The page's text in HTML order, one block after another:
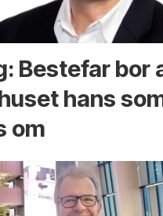
Bestefar bor
hans
om